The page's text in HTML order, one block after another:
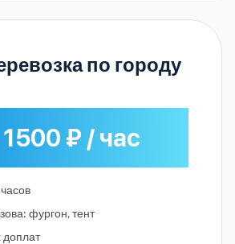
по городу
₽ / час
фургон, тент
доплат